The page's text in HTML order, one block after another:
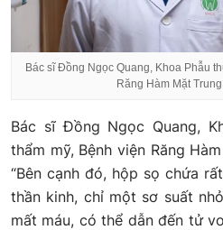
Bác sĩ Đồng Ngọc Quang, Khoa Phẫu
Răng Hàm Mặt
Bác sĩ Đồng Ngọc Quang,
thẩm mỹ, Bệnh viện Răng
“Bên cạnh đó, hộp sọ chứa
thần kinh, chỉ một sơ suất
mất máu, có thể dẫn đến tử